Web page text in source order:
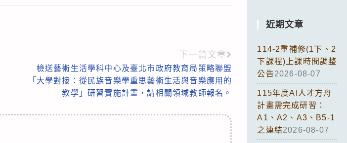
下一篇文章
檢送藝術生活學科中心及臺北市政府教育局策略聯盟
「大學對接：從民族音樂學重思藝術生活與音樂應用的
教學」研習實施計畫，請相關領域教師報名。
近期文章
114-2重補修(1下、2
下課程)上課時間調整
公告2026-08-07
115年度AI人才方舟
計畫需完成研習：
A1、A2、A3、B5-1
之連結2026-08-07